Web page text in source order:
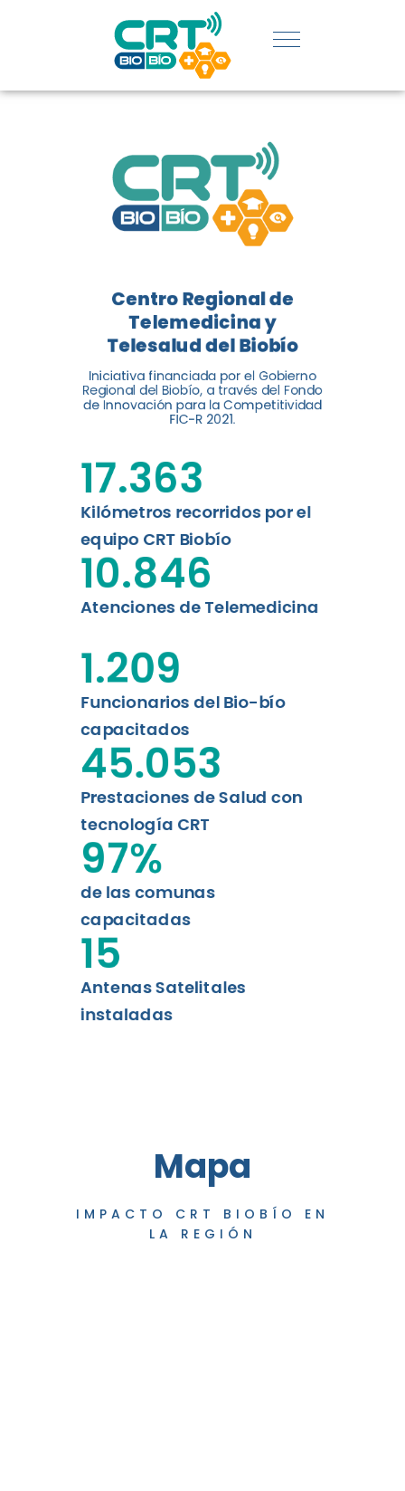
UDEC EN
CATEGORÍA
INNOVACIÓN
SOCIAL
Telemedicina y Telesalud del
Biobío (CRT Biobío) fue
reconocido reconocido en los
Premios de Vinculación con el
Medio 2024...
Leer más
Centro Regional de
Telemedicina y
Telesalud del Biobío
Iniciativa financiada por el Gobierno
Regional del Biobío, a través del Fondo
de Innovación para la Competitividad
FIC-R 2021.
Kilómetros recorridos por el
equipo CRT Biobío
17.363
Atenciones de Telemedicina
10.846
Funcionarios del Bio-bío
capacitados
1.209
Prestaciones de Salud con
tecnología CRT
45.053
de las comunas
capacitadas
97%
Antenas Satelitales
instaladas
15
Mapa
IMPACTO CRT BIOBÍO EN
LA REGIÓN